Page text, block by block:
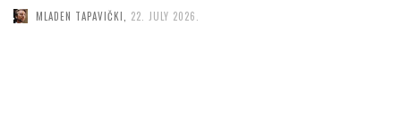
MLADEN TAPAVIČKI 22. JULY 2026.